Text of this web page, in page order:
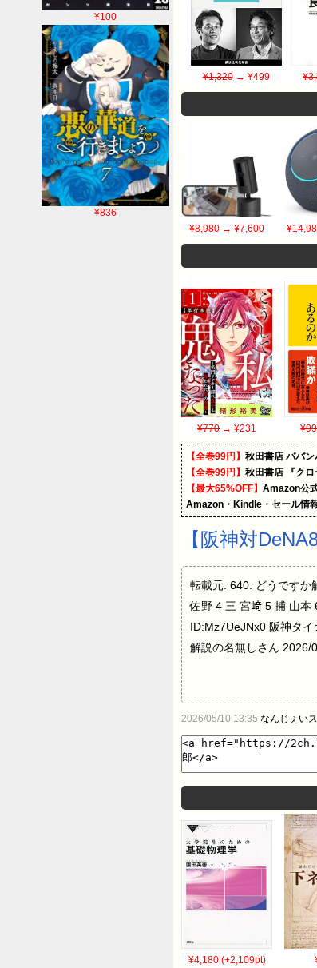
¥100
¥836
¥1,320→ ¥499
¥8,980 → ¥7,600
¥770 → ¥231
【全巻99円】 秋田書店 ババ
【全巻99円】 秋田書店 『ク
【最大65%OFF】 Amazon公
Amazon・Kindle・セール情
【阪神対
転載元: 640: どうですか
佐野 4 三 宮﨑 5 捕 山本
ID:Mz7UeJNx0 阪神タ
解説の名無しさん
2026/05/10 13:35 なんじぇい
¥4,180 (+2,109pt)